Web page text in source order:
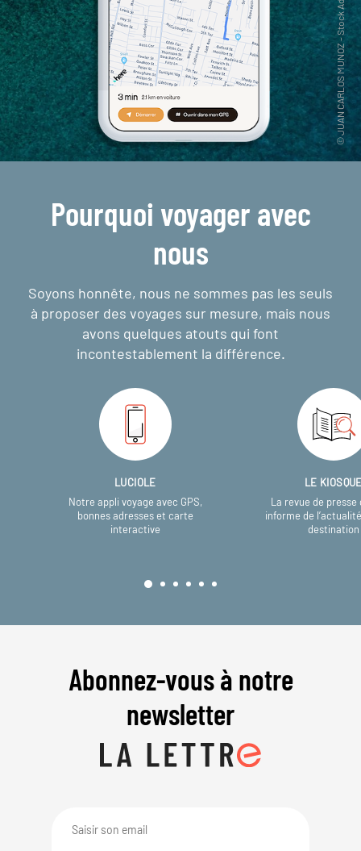
Pourquoi voyager avec
nous
Soyons honnête, nous ne sommes pas les seuls
à proposer des voyages sur mesure, mais nous
avons quelques atouts qui font
incontestablement la différence.
LUCIOLE
Notre appli voyage avec GPS,
bonnes adresses et carte
interactive
LE
La revue de presse
informe de
destination
Abonnez-vous à notre
newsletter